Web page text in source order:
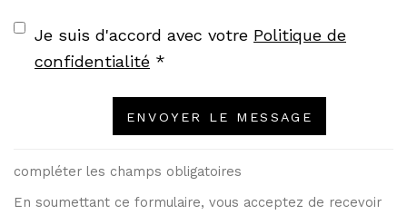
Terms and conditions
Je suis d'accord avec votre Politique de
confidentialité *
ENVOYER LE MESSAGE
compléter les champs obligatoires
En soumettant ce formulaire, vous acceptez de recevoir